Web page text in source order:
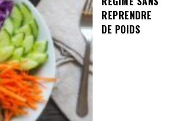
REPRENDRE
DE POIDS